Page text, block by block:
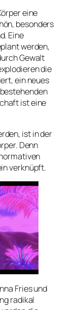
eine
besonders
Eine
werden,
Gewalt
die
ein neues
ist eine
ist in der
Denn
verknüpft.
Fries und
radikal